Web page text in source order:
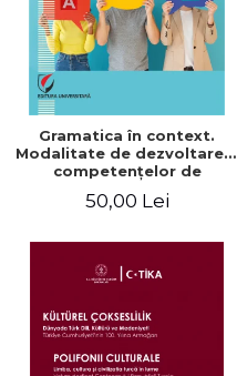
Gramatica în context.
Modalitate de dezvoltare a
competenţelor de
limbii franceze
50,00 Lei